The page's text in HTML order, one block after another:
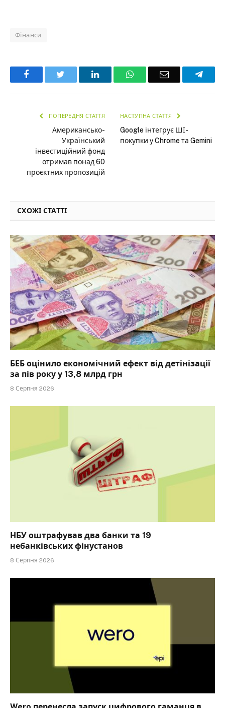
Фінанси
Facebook LinkedInWhatsAppEmail
ПОПЕРЕДНЯ СТАТТЯ
Американсько-
Український
інвестиційний фонд
отримав понад 60
проєктних пропозицій
НАСТУПНА СТАТТЯ
Google інтегрує ШІ-
покупки у Chrome та Gemini
СХОЖІ СТАТТІ
БЕБ оцінило економічний ефект від детінізації
за пів року у 13,8 млрд грн
8 Серпня 2026
НБУ оштрафував два банки та 19
небанківських фінустанов
8 Серпня 2026